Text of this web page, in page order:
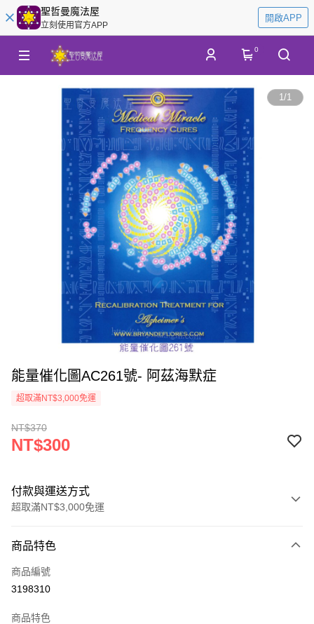
聖哲曼魔法屋
立刻使用官方APP
開啟APP
0
1/1
能量催化圖AC261號- 阿茲海默症
超取滿NT$3,000免運
NT$370
NT$300
付款與運送方式
超取滿NT$3,000免運
信用卡一次付款
超商取貨付款
商品特色
商品編號
3198310
商品特色